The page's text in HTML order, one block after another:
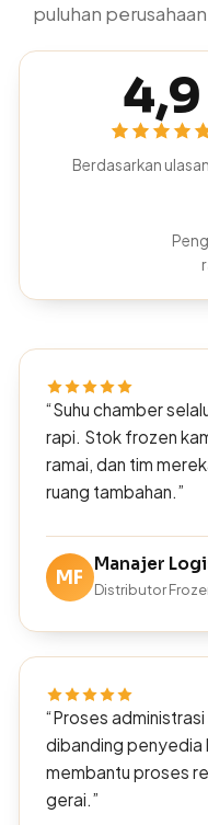
puluhan
4,9
Berdasarkan
“Suhu chamber
rapi. Stok frozen
ramai, dan tim
ruang tambahan.”
MF
Manajer
Distributor
“Proses
dibanding penyedia
membantu proses
gerai.”